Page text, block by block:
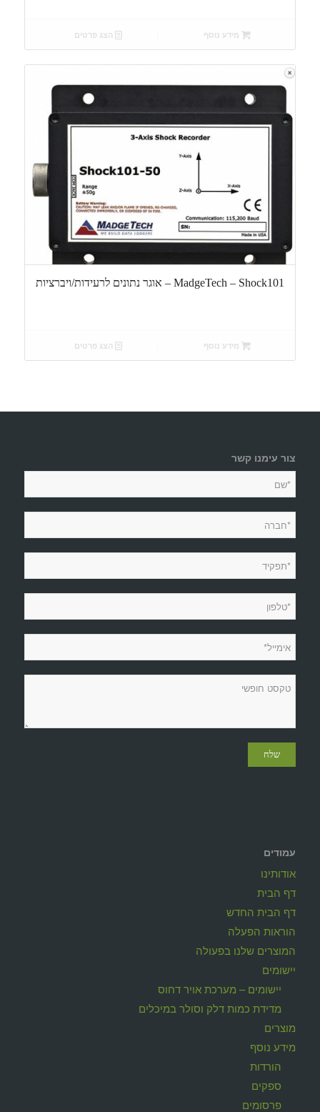
מידע נוסף הצג פרטים
MadgeTech – Shock101 – אוגר נתונים לרעידות/ויברציות
מידע נוסף הצג פרטים
צור עימנו קשר
עמודים
אודותינו
דף הבית
דף הבית החדש
הוראות הפעלה
המוצרים שלנו בפעולה
יישומים
יישומים – מערכת אויר דחוס
מדידת כמות דלק וסולר במיכלים
מוצרים
מידע נוסף
הורדות
ספקים
פרסומים